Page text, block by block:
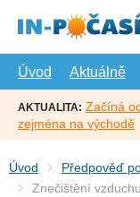
hlavní
Úvod
Aktuálně
AKTUALITA: Začíná
zejména na východě
Úvod Předpověď
Znečištění vzduchu